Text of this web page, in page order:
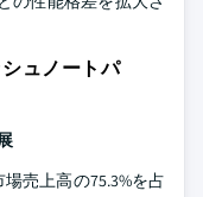
ュノートパ
売上高の75.3%を占